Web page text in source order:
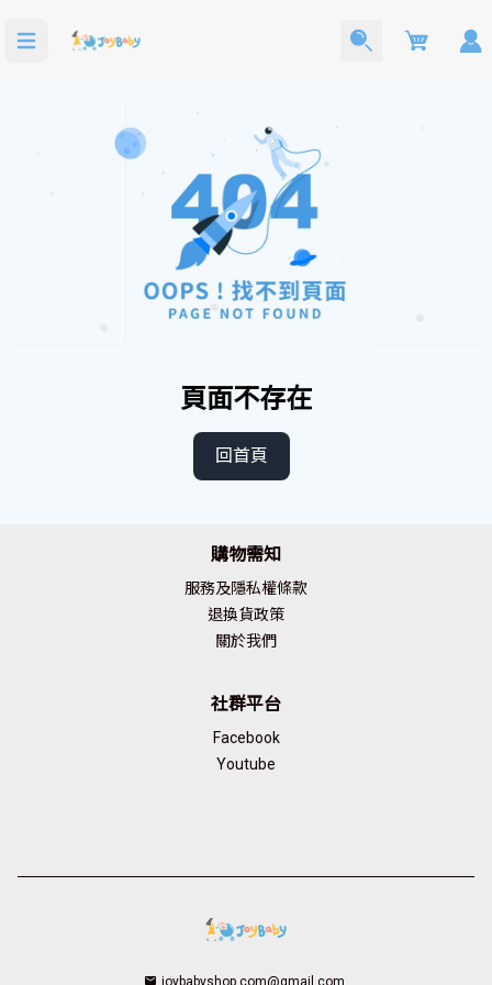
Cart
頁面不存在
回首頁
購物需知
服務及隱私權條款
退換貨政策
關於我們
社群平台
Facebook
Youtube
joybabyshop.com@gmail.com